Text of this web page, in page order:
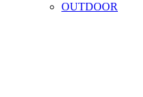
OUTDOOR